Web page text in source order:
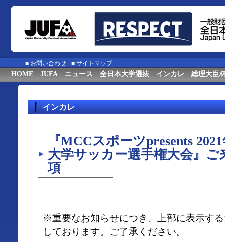
■ お問い合わせ ■ サイトマップ
HOME JUFA ニュース 全日本大学選抜 インカレ 総理大臣
インカレ
『MCCスポーツpresents
大学サッカー選手権大会』
項
※重要なお知らせにつき、上部に表示す
しております。ご了承ください。